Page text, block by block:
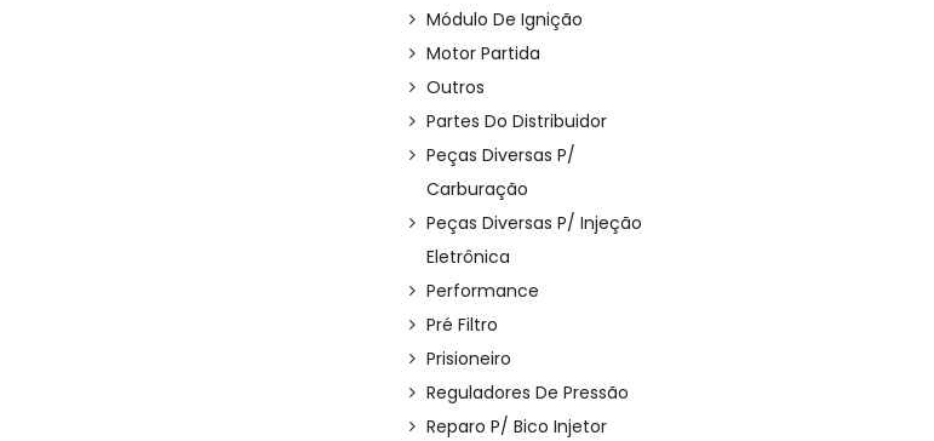
Módulo De Ignição
Motor Partida
Outros
Partes Do Distribuidor
Peças Diversas P/
Carburação
Peças Diversas P/ Injeção
Eletrônica
Performance
Pré Filtro
Prisioneiro
Reguladores De Pressão
Reparo P/ Bico Injetor